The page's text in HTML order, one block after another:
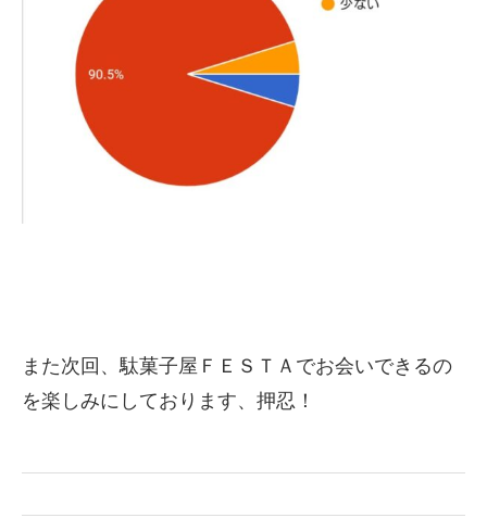
また次回、駄菓子屋ＦＥＳＴＡでお会いできるの
を楽しみにしております、押忍！